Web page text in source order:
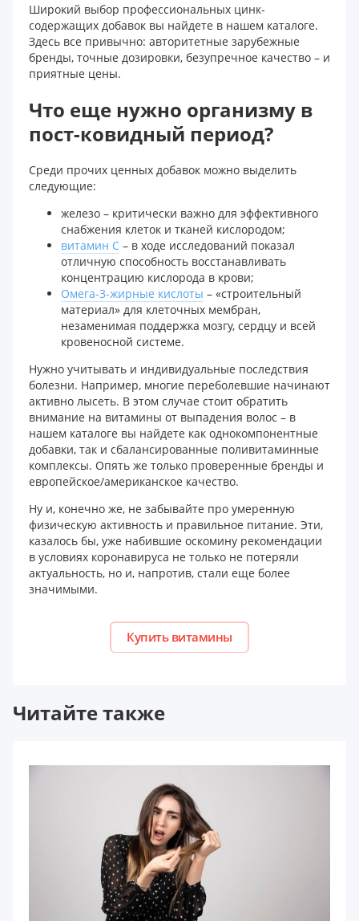
Широкий выбор профессиональных цинк-
содержащих добавок вы найдете в нашем каталоге.
Здесь все привычно: авторитетные зарубежные
бренды, точные дозировки, безупречное качество – и
приятные цены.
Что еще нужно организму в
пост-ковидный период?
Среди прочих ценных добавок можно выделить
следующие:
железо – критически важно для эффективного
снабжения клеток и тканей кислородом;
витамин С – в ходе исследований показал
отличную способность восстанавливать
концентрацию кислорода в крови;
Омега-3-жирные кислоты – «строительный
материал» для клеточных мембран,
незаменимая поддержка мозгу, сердцу и всей
кровеносной системе.
Нужно учитывать и индивидуальные последствия
болезни. Например, многие переболевшие начинают
активно лысеть. В этом случае стоит обратить
внимание на витамины от выпадения волос – в
нашем каталоге вы найдете как однокомпонентные
добавки, так и сбалансированные поливитаминные
комплексы. Опять же только проверенные бренды и
европейское/американское качество.
Ну и, конечно же, не забывайте про умеренную
физическую активность и правильное питание. Эти,
казалось бы, уже набившие оскомину рекомендации
в условиях коронавируса не только не потеряли
актуальность, но и, напротив, стали еще более
значимыми.
Купить витамины
Читайте также